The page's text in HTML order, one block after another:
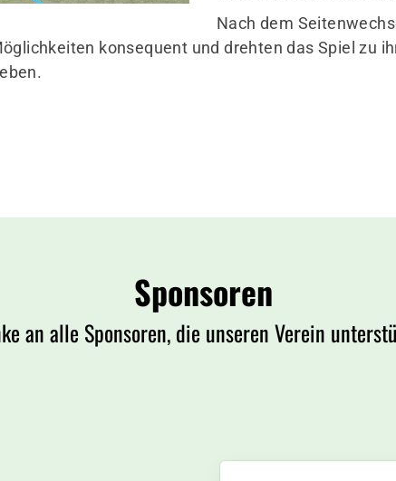
Nach dem
konsequent und drehten das Spiel zu
Sponsoren
an alle Sponsoren, die unseren Verein
Newsletter